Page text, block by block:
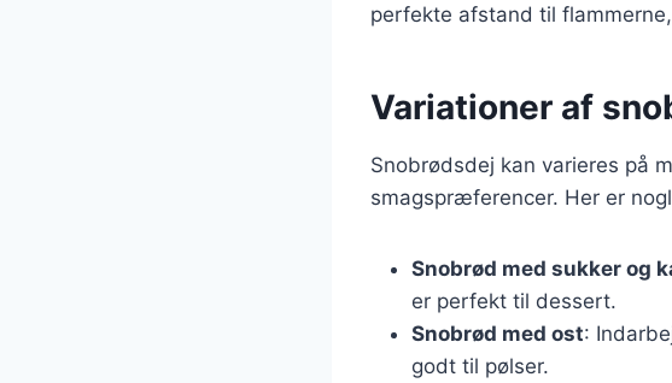
perfekte afstand til
Variationer af
Snobrødsdej kan varieres på
smagspræferencer. Her er
Snobrød med sukker og
er perfekt til dessert.
Snobrød med ost:
godt til pølser.